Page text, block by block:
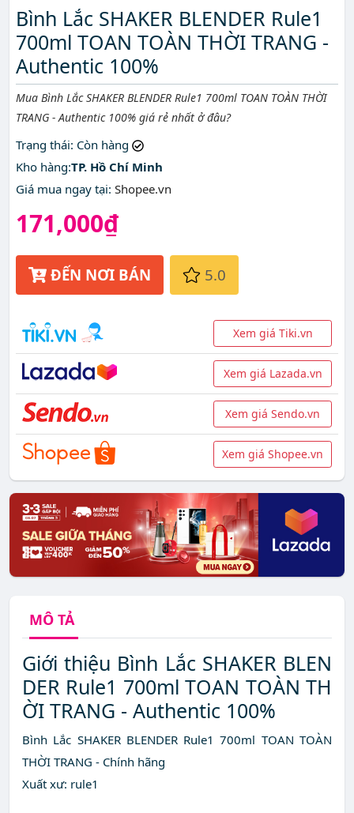
Bình Lắc SHAKER BLENDER Rule1
700ml TOAN TOÀN THỜI TRANG -
Authentic 100%
Mô tả ngắn
Mua Bình Lắc SHAKER BLENDER Rule1 700ml TOAN TOÀN THỜI
TRANG - Authentic 100% giá rẻ nhất ở đâu?
Trạng thái: Còn hàng
Kho hàng:TP. Hồ Chí Minh
Giá mua ngay tại: Shopee.vn
171,000₫
ĐẾN NƠI BÁN 5.0
Xem giá Tiki.vn
Xem giá Lazada.vn
Xem giá Sendo.vn
Xem giá Shopee.vn
MÔ TẢ
Giới thiệu Bình Lắc SHAKER BLEN
DER Rule1 700ml TOAN TOÀN TH
ỜI TRANG - Authentic 100%
Bình Lắc SHAKER BLENDER Rule1 700ml TOAN TOÀN
THỜI TRANG - Chính hãng
Xuất xư: rule1